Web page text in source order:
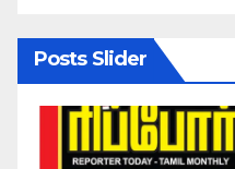
Posts Slider